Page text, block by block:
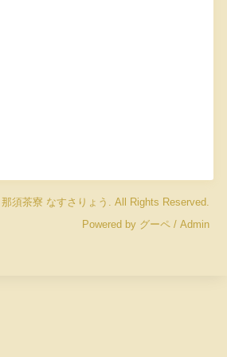
那須茶寮 なすさりょう . All Rights Reserved.
Powered by グーペ / Admin